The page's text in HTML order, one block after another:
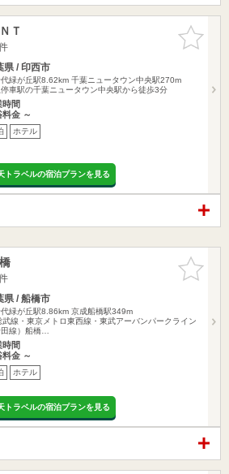
お気に入
りに追加
Ｔ
県 / 印西市
代緑が丘駅8.62km 千葉ニュータウン中央駅270m
車駅の千葉ニュータウン中央駅から徒歩3分
時間
料金 ～
ホテル
トラベルの宿泊プランを見る
お気に入
りに追加
県 / 船橋市
代緑が丘駅8.86km 京成船橋駅349m
武線・東京メトロ東西線・東武アーバンパークライン
田線）船橋…
時間
料金 ～
ホテル
トラベルの宿泊プランを見る